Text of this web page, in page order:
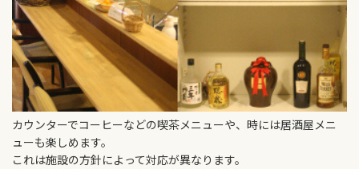
カウンターでコーヒーなどの喫茶メニューや、時には居酒屋メニ
ューも楽しめます。
これは施設の方針によって対応が異なります。